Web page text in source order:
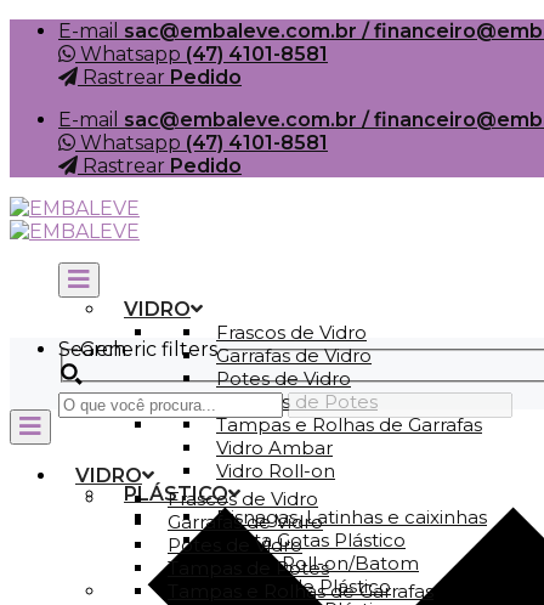
Skip
content
E-mail sac@embaleve.com.br /
Whatsapp (47) 4101-8581
Rastrear Pedido
E-mail sac@embaleve.com.br /
Whatsapp (47) 4101-8581
Rastrear Pedido
VIDRO
Frascos de Vidro
Garrafas de Vidro
Potes de Vidro
Tampas de Potes
Tampas e Rolhas de Garrafas
Vidro Ambar
Vidro Roll-on
PLÁSTICO
Bisnagas, Latinhas e caixinhas
Conta Gotas Plástico
Frasco Roll-on/Batom
Frascos de Plástico
Search
Generic filters
VIDRO
Frascos de Vidro
Garrafas de Vidro
Potes de Vidro
Tampas de Potes
Tampas e Rolhas de Garrafas